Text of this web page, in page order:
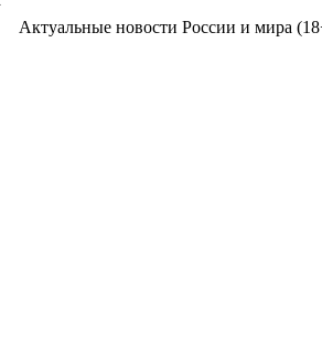
Актуальные новости России и мира